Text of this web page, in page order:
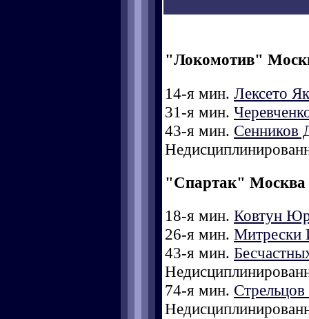
"Локомотив"
14-я мин. Лексето
31-я мин.
43-я мин. Сенников
"Спартак" Москва
18-я мин. Ковтун
26-я мин. Митрески
43-я мин.
74-я мин.